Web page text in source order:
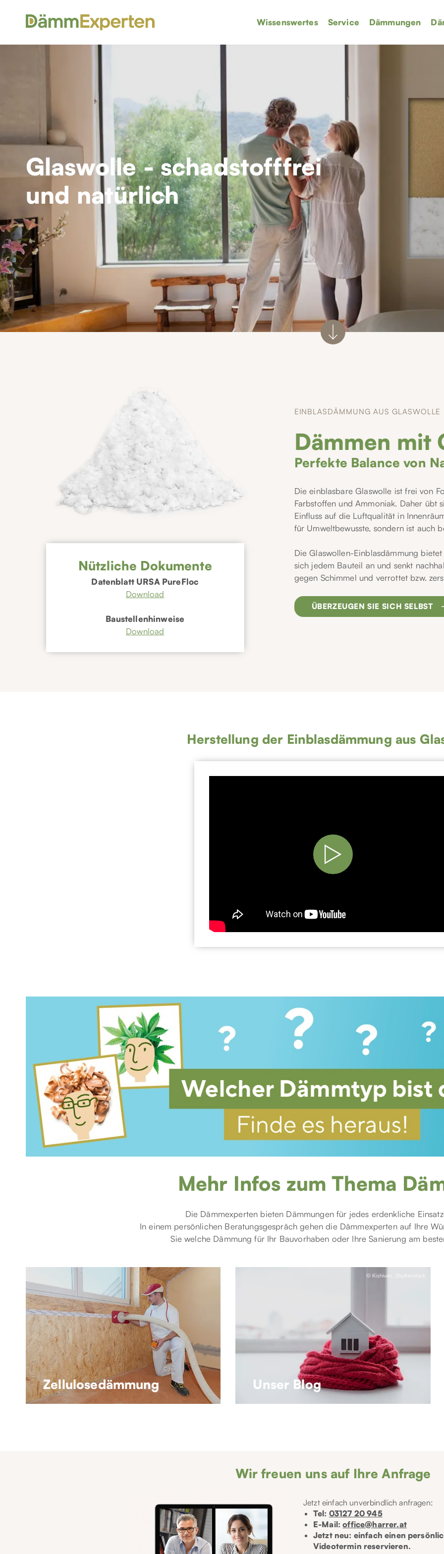
Wissenswertes Service Dämmungen
Glaswolle - schadstofffrei
und natürlich
Nützliche Dokumente
Datenblatt URSA PureFloc
Download
Baustellenhinweise
Download
EINBLASDÄMMUNG AUS GLASWOLLE
Dämmen mit
Perfekte Balance von
Die einblasbare Glaswolle ist frei von
Farbstoffen und Ammoniak. Daher übt
Einfluss auf die Luftqualität in
für Umweltbewusste, sondern ist auch
Die Glaswollen-Einblasdämmung
sich jedem Bauteil an und senkt
gegen Schimmel und verrottet bzw.
ÜBERZEUGEN SIE SICH SELBST
Herstellung der Einblasdämmung aus
Mehr Infos zum Thema
Die Dämmexperten bieten Dämmungen für jedes erdenkliche
In einem persönlichen Beratungsgespräch gehen die Dämmexperten auf Ihre
Sie welche Dämmung für Ihr Bauvorhaben oder Ihre Sanierung am
Zellulosedämmung
© Kishivan_Shutterstock
Unser Blog
Wir freuen uns auf Ihre Anfrage
Jetzt einfach unverbindlich anfragen:
Tel: 03127 20 945
E-Mail:office@harrer.at
Jetzt neu: einfach einen
Videotermin reservieren.